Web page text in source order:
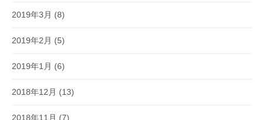
2019年3月 (8)
2019年2月 (5)
2019年1月 (6)
2018年12月 (13)
2018年11月 (7)